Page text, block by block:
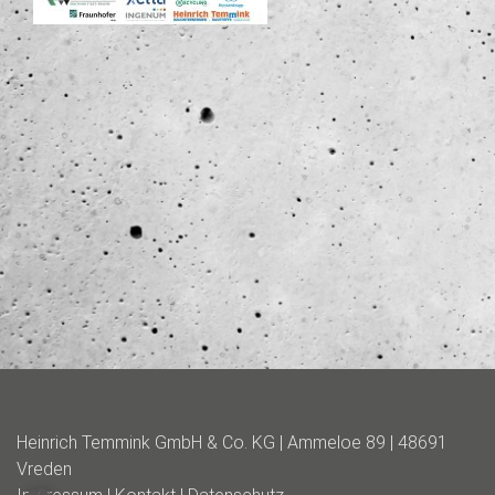
Heinrich Temmink GmbH & Co. KG | Ammeloe 89 | 48691
Vreden